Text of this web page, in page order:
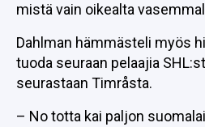
mistä vain oikealta
Dahlman hämmästeli myös
tuoda seuraan pelaajia
seurastaan Timråsta.
– No totta kai paljon